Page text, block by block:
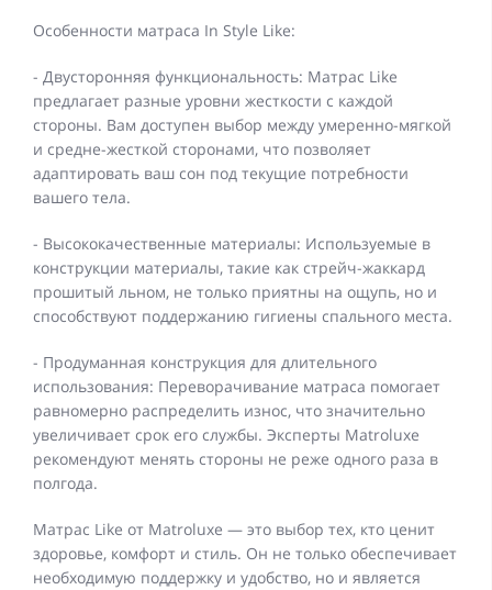
Особенности матраса In Style Like:
- Двусторонняя функциональность: Матрас Like
предлагает разные уровни жесткости с каждой
стороны. Вам доступен выбор между умеренно-мягкой
и средне-жесткой сторонами, что позволяет
адаптировать ваш сон под текущие потребности
вашего тела.
- Высококачественные материалы: Используемые в
конструкции материалы, такие как стрейч-жаккард
прошитый льном, не только приятны на ощупь, но и
способствуют поддержанию гигиены спального места.
- Продуманная конструкция для длительного
использования: Переворачивание матраса помогает
равномерно распределить износ, что значительно
увеличивает срок его службы. Эксперты Matroluxe
рекомендуют менять стороны не реже одного раза в
полгода.
Матрас Like от Matroluxe — это выбор тех, кто ценит
здоровье, комфорт и стиль. Он не только обеспечивает
необходимую поддержку и удобство, но и является